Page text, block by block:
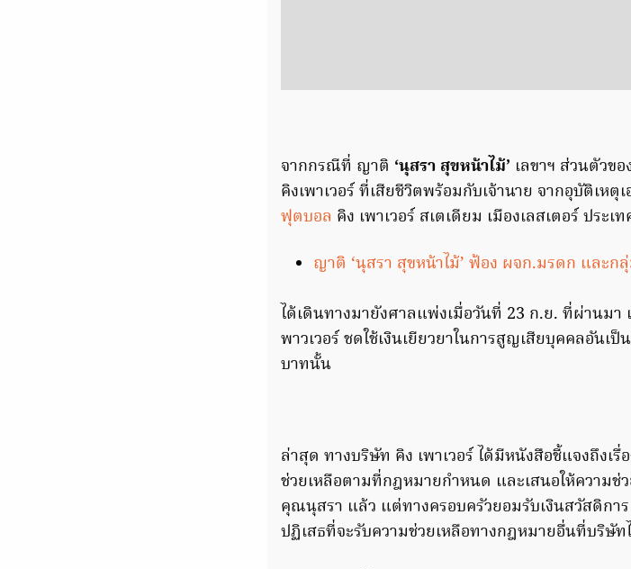
จากกรณีที่ ญาติ ‘นุสรา สุขหน้าไม้’ เลขาฯ ส่วนตัวข
คิงเพาเวอร์ ที่เสียชีวิตพร้อมกับเจ้านาย จากอุบัติเห
ฟุตบอล คิง เพาเวอร์ สเตเดียม เมืองเลสเตอร์ ประเ
ญาติ ‘นุสรา สุขหน้าไม้’ ฟ้อง ผจก.มรดก และก
ได้เดินทางมายังศาลแพ่งเมื่อวันที่ 23 ก.ย. ที่ผ่านม
พาวเวอร์ ชดใช้เงินเยียวยาในการสูญเสียบุคคลอัน
บาทนั้น
ล่าสุด ทางบริษัท คิง เพาเวอร์ ได้มีหนังสือชี้แจงถึงเ
ช่วยเหลือตามที่กฎหมายกำหนด และเสนอให้ความช่
คุณนุสรา แล้ว แต่ทางครอบครัวยอมรับเงินสวัสดิกา
ปฏิเสธที่จะรับความช่วยเหลือทางกฎหมายอื่นที่บริษัท